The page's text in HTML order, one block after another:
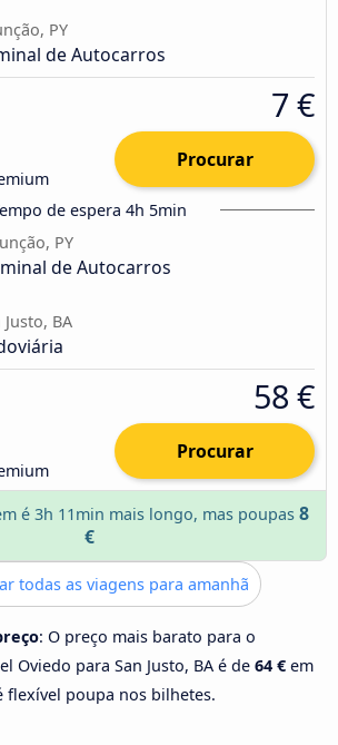
PY
de Autocarros
7 €
Procurar
de espera 4h 5min
PY
de Autocarros
Justo, BA
58 €
Procurar
é 3h 11min mais longo, mas poupas 8
€
todas as viagens para amanhã
: O preço mais barato para o
Oviedo para San Justo, BA é de 64 € em
flexível poupa nos bilhetes.